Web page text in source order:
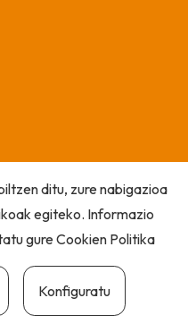
ditu, zure nabigazioa
egiteko. Informazio
gureCookien Politika
Konfiguratu